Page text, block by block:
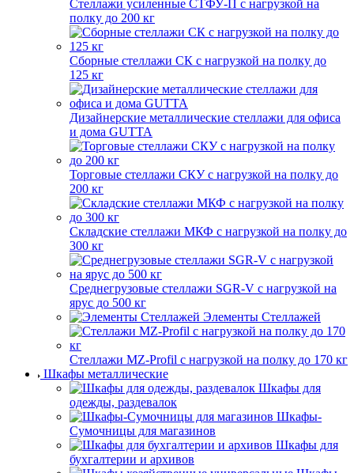
Стеллажи усиленные СТФУ-П с нагрузкой на
полку до 200 кг
Сборные стеллажи СК с нагрузкой на полку до
125 кг
Дизайнерские металлические стеллажи для офиса
и дома GUTTA
Торговые стеллажи СКУ с нагрузкой на полку до
200 кг
Складские стеллажи МКФ с нагрузкой на полку до
300 кг
Среднегрузовые стеллажи SGR-V с нагрузкой на
ярус до 500 кг
Элементы Стеллажей
Стеллажи MZ-Profil с нагрузкой на полку до 170 кг
Шкафы металлические
Шкафы для
одежды, раздевалок
Шкафы-
Сумочницы для магазинов
Шкафы для
бухгалтерии и архивов